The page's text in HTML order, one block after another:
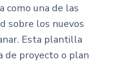
como una de las
sobre los nuevos
Esta plantilla
de proyecto o plan